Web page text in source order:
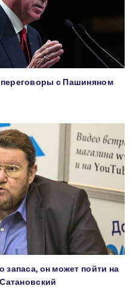
с Пашиняном
запаса, он может пойти на